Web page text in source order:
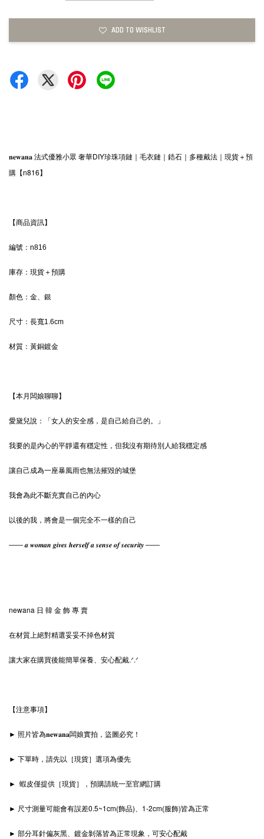
ADD TO WISHLIST
𝐧𝐞𝐰𝐚𝐧𝐚 法式優雅小眾 奢華DIY珍珠項鏈｜毛衣鏈｜鋯石｜多種戴法｜現貨＋預
購【n816】
【商品資訊】
編號：n816
庫存：現貨＋預購
顏色：金、 銀
尺寸： 長寬1.6cm
材質： 黃銅鍍金
【本月闆娘聊聊】
愛黛兒說：「女人的安全感，是自己給自己的。」
我要的是內心的平靜還有穩定性，但我沒有期待別人給我穩定感
讓自己成為一座暴風雨也無法摧毀的城堡
我會為此不斷充實自己的內心
以後的我，將會是一個完全不一樣的自己
—— 𝒂 𝒘𝒐𝒎𝒂𝒏 𝒈𝒊𝒗𝒆𝒔 𝒉𝒆𝒓𝒔𝒆𝒍𝒇 𝒂 𝒔𝒆𝒏𝒔𝒆 𝒐𝒇 𝒔𝒆𝒄𝒖𝒓𝒊𝒕𝒚 ——
newana 日 韓 金 飾 專 賣
在材質上絕對精選妥妥不掉色材質
讓大家在購買後能簡單保養、安心配戴.ᐟ‪‪‪.ᐟ
【注意事項】
► 照片皆為𝐧𝐞𝐰𝐚𝐧𝐚闆娘實拍，盜圖必究！
► 下單時，請先以［現貨］選項為優先
► 蝦皮僅提供［現貨］，預購請統一至官網訂購
► 尺寸測量可能會有誤差0.5~1cm(飾品)、1-2cm(服飾)皆為正常
► 部分耳針偏灰黑、鍍金剝落皆為正常現象，可安心配戴